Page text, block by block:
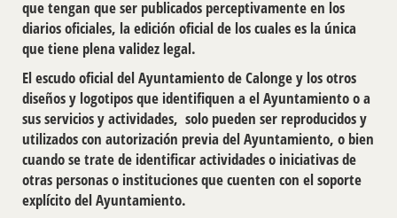
que tengan que ser publicados perceptivamente en los
diarios oficiales, la edición oficial de los cuales es la única
que tiene plena validez legal.
El escudo oficial del Ayuntamiento de Calonge y los otros
diseños y logotipos que identifiquen a el Ayuntamiento o a
sus servicios y actividades, solo pueden ser reproducidos y
utilizados con autorización previa del Ayuntamiento, o bien
cuando se trate de identificar actividades o iniciativas de
otras personas o instituciones que cuenten con el soporte
explícito del Ayuntamiento.